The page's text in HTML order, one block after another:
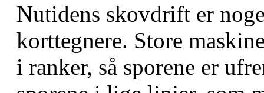
Nutidens skovdrift er
korttegnere. Store
i ranker, så sporene er